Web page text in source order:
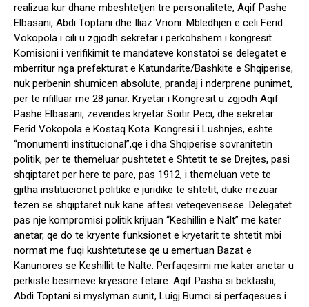
realizua kur dhane mbeshtetjen tre personalitete, Aqif Pashe
Elbasani, Abdi Toptani dhe Iliaz Vrioni. Mbledhjen e celi Ferid
Vokopola i cili u zgjodh sekretar i perkohshem i kongresit.
Komisioni i verifikimit te mandateve konstatoi se delegatet e
mberritur nga prefekturat e Katundarite/Bashkite e Shqiperise,
nuk perbenin shumicen absolute, prandaj i nderprene punimet,
per te rifilluar me 28 janar. Kryetar i Kongresit u zgjodh Aqif
Pashe Elbasani, zevendes kryetar Soitir Peci, dhe sekretar
Ferid Vokopola e Kostaq Kota. Kongresi i Lushnjes, eshte
“monumenti institucional”,qe i dha Shqiperise sovranitetin
politik, per te themeluar pushtetet e Shtetit te se Drejtes, pasi
shqiptaret per here te pare, pas 1912, i themeluan vete te
gjitha institucionet politike e juridike te shtetit, duke rrezuar
tezen se shqiptaret nuk kane aftesi veteqeverisese. Delegatet
pas nje kompromisi politik krijuan “Keshillin e Nalt” me kater
anetar, qe do te kryente funksionet e kryetarit te shtetit mbi
normat me fuqi kushtetutese qe u emertuan Bazat e
Kanunores se Keshillit te Nalte. Perfaqesimi me kater anetar u
perkiste besimeve kryesore fetare. Aqif Pasha si bektashi,
Abdi Toptani si myslyman sunit, Luigj Bumci si perfaqesues i